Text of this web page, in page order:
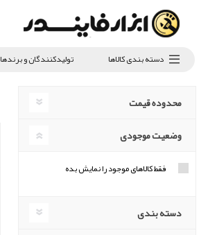
دسته بندی کالاها تولیدکنندگان و برندها
محدوده قیمت
وضعیت موجودی
فقط کالاهای موجود را نمایش بده
دسته بندی